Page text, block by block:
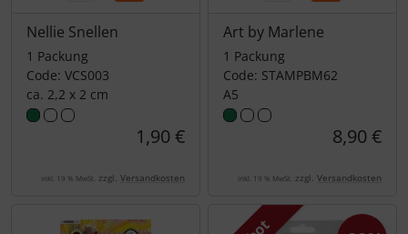
Nellie Snellen
1 Packung
Code: VCS003
ca. 2,2 x 2 cm
1,90 €
inkl. 19 % MwSt. zzgl. Versandkosten
Art by Marlene
1 Packung
Code: STAMPBM62
A5
8,90 €
inkl. 19 % MwSt. zzgl. Versandkosten